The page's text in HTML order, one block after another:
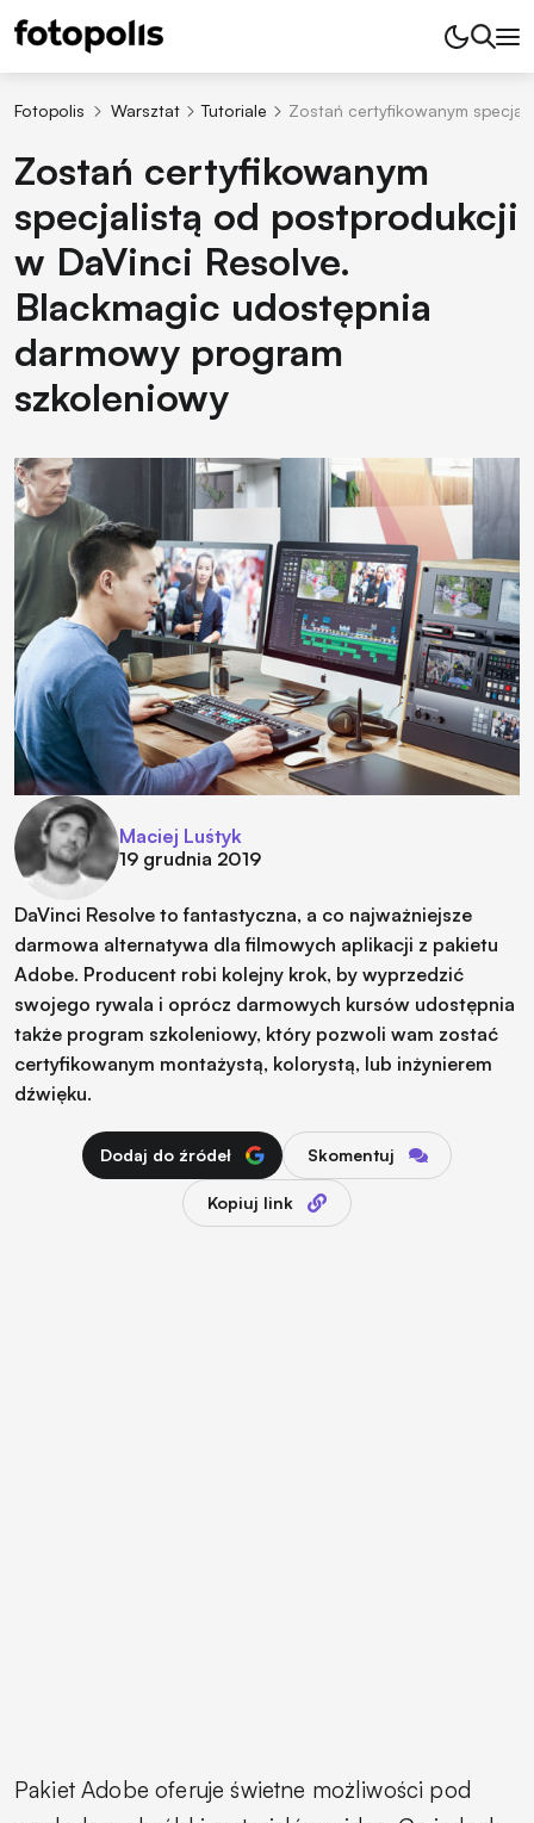
Fotopolis Warsztat Tutoriale Zostań certyfikowanym
Zostań certyfikowanym
specjalistą od postprodukcji
w DaVinci Resolve.
Blackmagic udostępnia
darmowy program
szkoleniowy
Maciej Luśtyk
19 grudnia 2019
DaVinci Resolve to fantastyczna, a co najważniejsze
darmowa alternatywa dla filmowych aplikacji z pakietu
Adobe. Producent robi kolejny krok, by wyprzedzić
swojego rywala i oprócz darmowych kursów udostępnia
także program szkoleniowy, który pozwoli wam zostać
certyfikowanym montażystą, kolorystą, lub inżynierem
dźwięku.
Dodaj do źródeł Skomentuj
Kopiuj link
Pakiet Adobe oferuje świetne możliwości pod